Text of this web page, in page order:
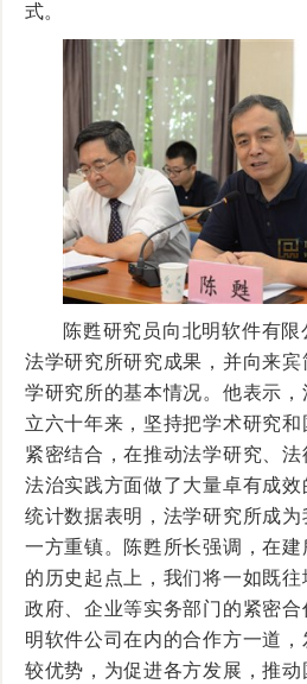
式。
陈甦研究员向北明软件有限
法学研究所研究成果，并向来宾
学研究所的基本情况。他表示，
立六十年来，坚持把学术研究
紧密结合，在推动法学研究、法
法治实践方面做了大量卓有成效
统计数据表明，法学研究所成为
一方重镇。陈甦所长强调，在建
的历史起点上，我们将一如既
政府、企业等实务部门的紧密合
明软件公司在内的合作方一道，
较优势，为促进各方发展，推动